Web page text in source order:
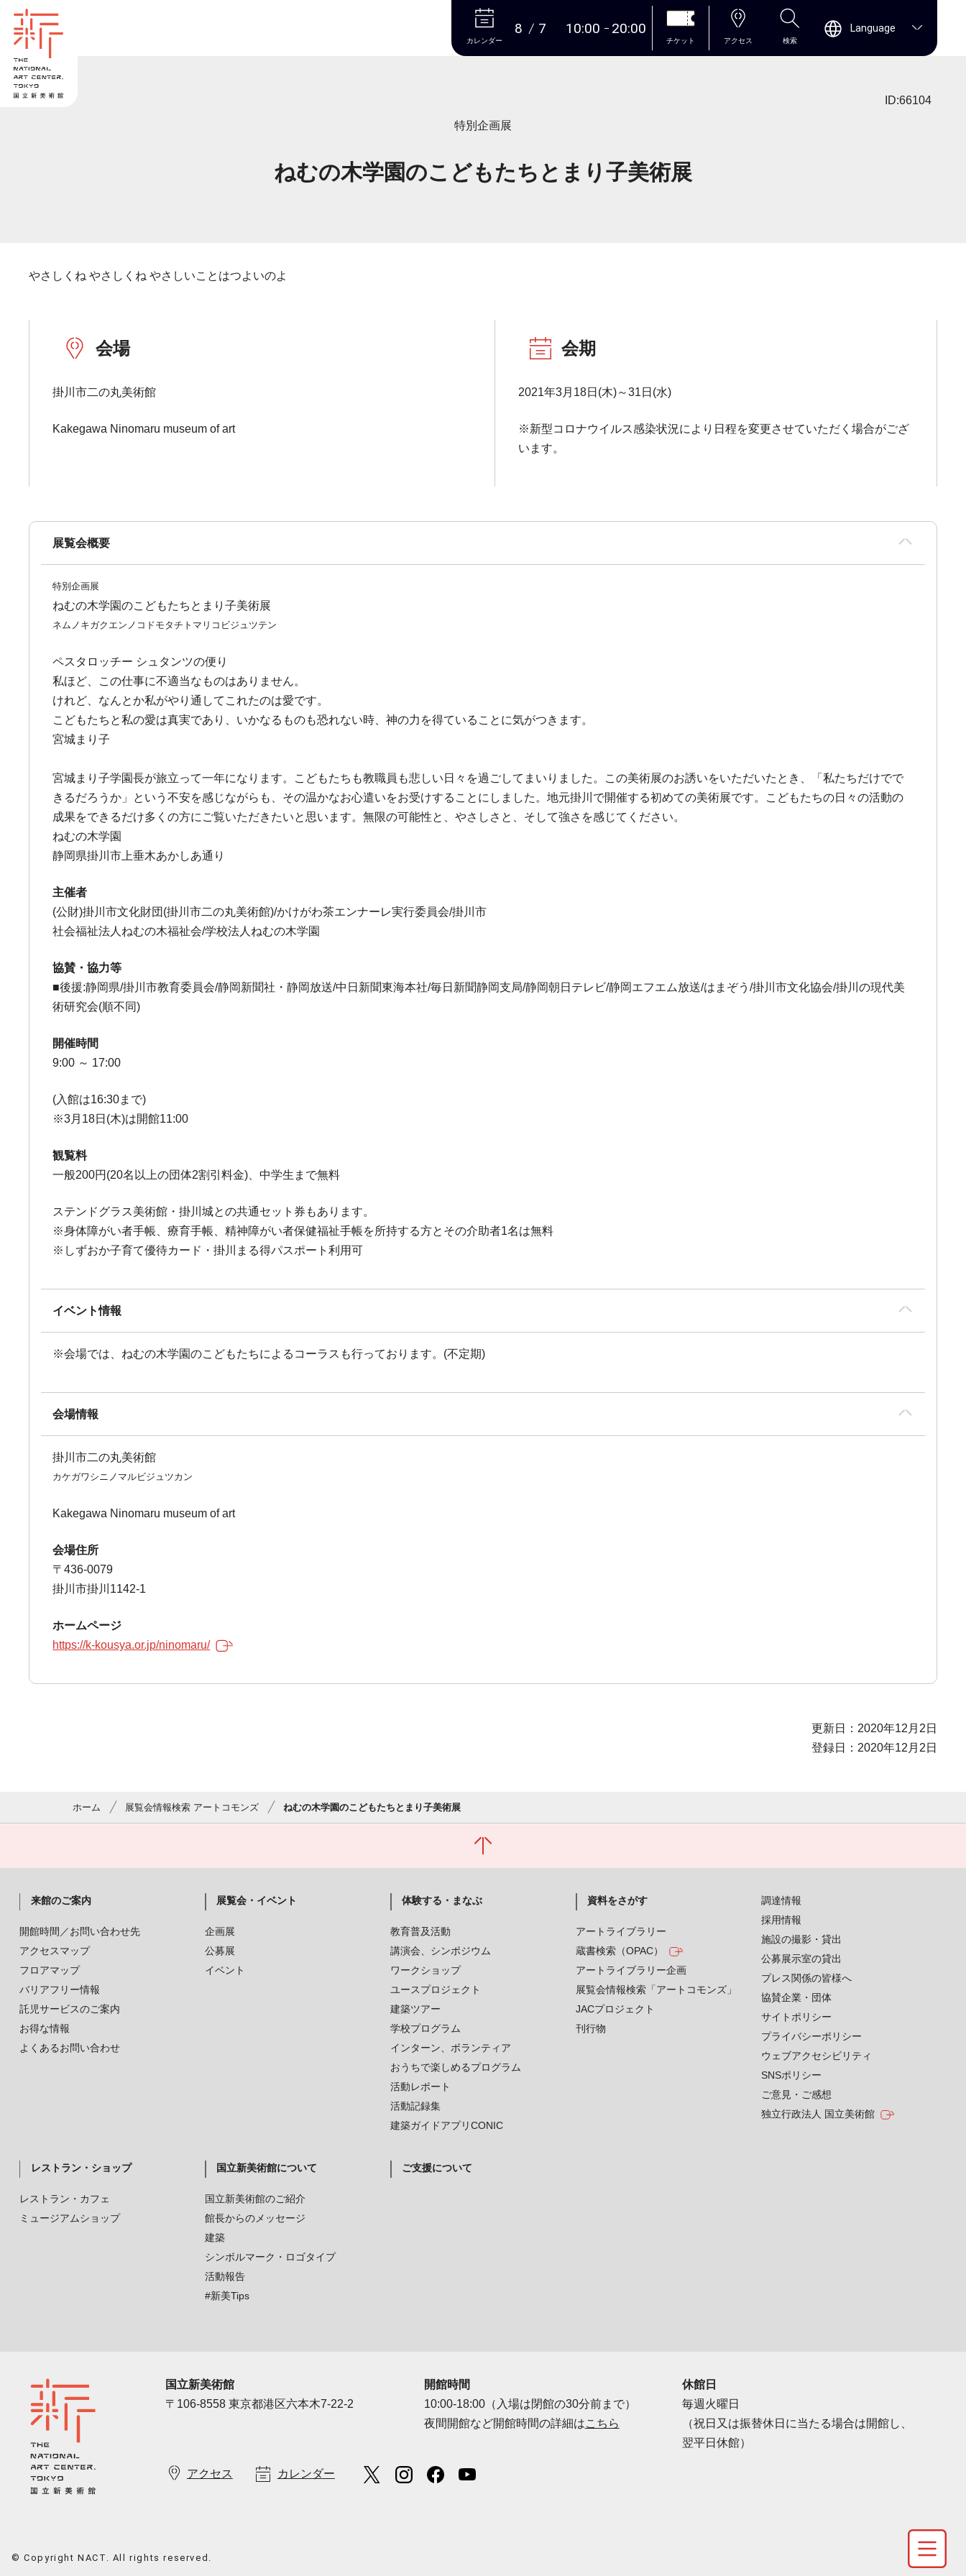
本文へ
カレンダー
8 7 10:00 20:00
チケット アクセス 検索
Language
ID:66104
特別企画展
ねむの木学園のこどもたちとまり子美術展
やさしくね やさしくね やさしいことはつよいのよ
会場
掛川市二の丸美術館
Kakegawa Ninomaru museum of art
会期
2021年3月18日(木)～31日(水)
※新型コロナウイルス感染状況により日程を変更させていただく場合がござ
います。
展覧会概要
特別企画展
ねむの木学園のこどもたちとまり子美術展
ネムノキガクエンノコドモタチトマリコビジュツテン
ペスタロッチー シュタンツの便り
私ほど、この仕事に不適当なものはありません。
けれど、なんとか私がやり通してこれたのは愛です。
こどもたちと私の愛は真実であり、いかなるものも恐れない時、神の力を得ていることに気がつきます。
宮城まり子
宮城まり子学園長が旅立って一年になります。こどもたちも教職員も悲しい日々を過ごしてまいりました。この美術展のお誘いをいただいたとき、「私たちだけでで
きるだろうか」という不安を感じながらも、その温かなお心遣いをお受けすることにしました。地元掛川で開催する初めての美術展です。こどもたちの日々の活動の
成果をできるだけ多くの方にご覧いただきたいと思います。無限の可能性と、やさしさと、そして強さを感じてください。
ねむの木学園
静岡県掛川市上垂木あかしあ通り
主催者
(公財)掛川市文化財団(掛川市二の丸美術館)/かけがわ茶エンナーレ実行委員会/掛川市
社会福祉法人ねむの木福祉会/学校法人ねむの木学園
協賛・協力等
■後援:静岡県/掛川市教育委員会/静岡新聞社・静岡放送/中日新聞東海本社/毎日新聞静岡支局/静岡朝日テレビ/静岡エフエム放送/はまぞう/掛川市文化協会/掛川の現代美
術研究会(順不同)
開催時間
9:00 ～ 17:00
(入館は16:30まで)
※3月18日(木)は開館11:00
観覧料
一般200円(20名以上の団体2割引料金)、中学生まで無料
ステンドグラス美術館・掛川城との共通セット券もあります。
※身体障がい者手帳、療育手帳、精神障がい者保健福祉手帳を所持する方とその介助者1名は無料
※しずおか子育て優待カード・掛川まる得パスポート利用可
イベント情報
※会場では、ねむの木学園のこどもたちによるコーラスも行っております。(不定期)
会場情報
掛川市二の丸美術館
カケガワシニノマルビジュツカン
Kakegawa Ninomaru museum of art
会場住所
〒436-0079
掛川市掛川1142-1
ホームページ
https://k-kousya.or.jp/ninomaru/
更新日：2020年12月2日
登録日：2020年12月2日
ホーム 展覧会情報検索 アートコモンズ ねむの木学園のこどもたちとまり子美術展
来館のご案内
開館時間／お問い合わせ先
アクセスマップ
フロアマップ
バリアフリー情報
託児サービスのご案内
お得な情報
よくあるお問い合わせ
展覧会・イベント
企画展
公募展
イベント
体験する・まなぶ
教育普及活動
講演会、シンポジウム
ワークショップ
ユースプロジェクト
建築ツアー
学校プログラム
インターン、ボランティア
おうちで楽しめるプログラム
活動レポート
活動記録集
建築ガイドアプリCONIC
資料をさがす
アートライブラリー
蔵書検索（OPAC）
アートライブラリー企画
展覧会情報検索「アートコモンズ」
JACプロジェクト
刊行物
レストラン・ショップ
レストラン・カフェ
ミュージアムショップ
国立新美術館について
国立新美術館のご紹介
館長からのメッセージ
建築
シンボルマーク・ロゴタイプ
活動報告
#新美Tips
ご支援について
調達情報
採用情報
施設の撮影・貸出
公募展示室の貸出
プレス関係の皆様へ
協賛企業・団体
サイトポリシー
プライバシーポリシー
ウェブアクセシビリティ
SNSポリシー
ご意見・ご感想
独立行政法人 国立美術館
国立新美術館
〒106-8558 東京都港区六本木7-22-2
開館時間
10:00-18:00（入場は閉館の30分前まで）
夜間開館など開館時間の詳細はこちら
休館日
毎週火曜日
（祝日又は振替休日に当たる場合は開館し、
翌平日休館）
アクセス カレンダー
© Copyright NACT. All rights reserved.